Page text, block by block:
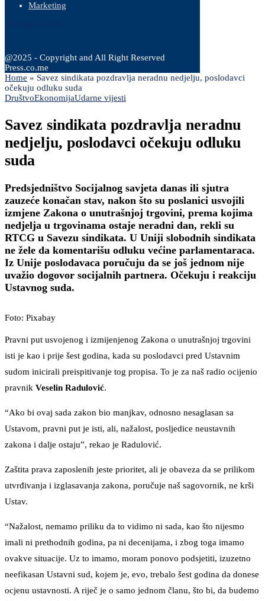
Marketing
@2025 - Copyright and All Right Reserved
Press.co.me
Home » Savez sindikata pozdravlja neradnu nedjelju, poslodavci
očekuju odluku suda
DruštvoEkonomijaUdarne vijesti
Savez sindikata pozdravlja neradnu
nedjelju, poslodavci očekuju odluku
suda
Predsjedništvo Socijalnog savjeta danas ili sjutra
zauzeće konačan stav, nakon što su poslanici usvojili
izmjene Zakona o unutrašnjoj trgovini, prema kojima
nedjelja u trgovinama ostaje neradni dan, rekli su
RTCG u Savezu sindikata. U Uniji slobodnih sindikata
ne žele da komentarišu odluku većine parlamentaraca.
Iz Unije poslodavaca poručuju da se još jednom nije
uvažio dogovor socijalnih partnera. Očekuju i reakciju
Ustavnog suda.
Foto: Pixabay
Pravni put usvojenog i izmijenjenog Zakona o unutrašnjoj trgovini
isti je kao i prije šest godina, kada su poslodavci pred Ustavnim
sudom inicirali preispitivanje tog propisa. To je za naš radio ocijenio
pravnik Veselin Radulović.
“Ako bi ovaj sada zakon bio manjkav, odnosno nesaglasan sa
Ustavom, pravni put je isti, ali, nažalost, posljedice neustavnih
zakona i dalje ostaju”, rekao je Radulović.
Zaštita prava zaposlenih jeste prioritet, ali je obaveza da se prilikom
utvrđivanja i izglasavanja zakona, poručuje naš sagovornik, ne krši
Ustav.
“Nažalost, nemamo priliku da to vidimo ni sada, kao što nijesmo
imali ni prethodnih godina, pa ni decenijama, i zbog toga imamo
ovakve situacije. Uz to imamo, moram ponovo podsjetiti, izuzetno
neefikasan Ustavni sud, kojem je, evo, trebalo šest godina da donese
ocjenu ustavnosti. A riječ je o samo jednom članu, što bi, da budemo